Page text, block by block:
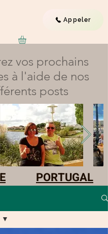
Appeler
vos prochains
à l'aide de nos
posts
PORTUGAL